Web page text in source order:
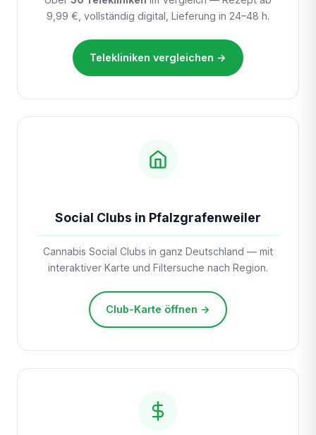
9,99 €, vollständig digital, Lieferung in 24–48 h.
Telekliniken vergleichen →
Social Clubs in Pfalzgrafenweiler
Cannabis Social Clubs in ganz Deutschland — mit
interaktiver Karte und Filtersuche nach Region.
Club-Karte öffnen →